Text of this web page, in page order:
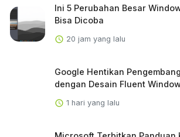
Ini 5 Perubahan Besar
Bisa Dicoba
20 jam yang lalu
Google Hentikan
dengan Desain Fluent
1 hari yang lalu